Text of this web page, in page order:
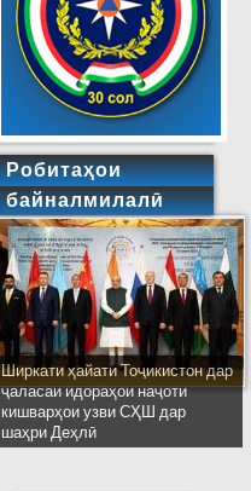
Робитаҳои
байналмилалӣ
Ширкати ҳайати Тоҷикистон дар
ҷаласаи идораҳои наҷоти
кишварҳои узви СҲШ дар
шаҳри Деҳлӣ